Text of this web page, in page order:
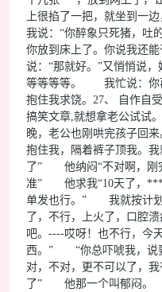
上很掐了一把，就坐到
我说：“你醉象只死猪，吐
你放到床上了。你说我还
说：“那就好。”又悄悄说，
等等等等。 我忙说：你
抱住我求饶。27、 自作
搞笑文章,就想拿老公试
晚，老公也刚哄完孩子
抱住我，隔着裤子顶我。
了” 他纳闷“不对啊，
准” 他求我“10天了，***
单发也行。” 我就按计
了，不行，上火了，口
吧。----哎呀！也不行，今
西。” “你总吓唬我，说
对，不对，更不可以了，
了” 他那一个叫郁闷。